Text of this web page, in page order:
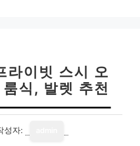
라이빗 스시 오
식, 발렛 추천
성자: